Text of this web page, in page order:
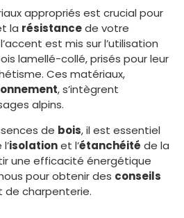
appropriés est crucial pour
la résistancede votre
est mis sur l’utilisation
lamellé-collé, prisés pour leur
Ces matériaux,
, s’intègrent
alpins.
de bois, il est essentiel
isolationet l’étanchéité de la
une efficacité énergétique
pour obtenir des conseils
charpenterie.